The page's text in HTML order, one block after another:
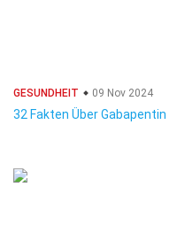
GESUNDHEIT 09 Nov 2024
32 Fakten Über Gabapentin